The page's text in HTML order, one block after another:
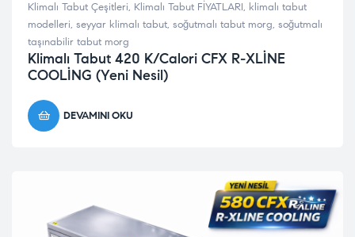
Klimalı Tabut Çeşitleri, Klimalı Tabut FİYATLARI, klimalı tabut
modelleri, seyyar klimalı tabut, soğutmalı tabut morg, soğutmalı
taşınabilir tabut morg
Klimalı Tabut 420 K/Calori CFX R-XLİNE
COOLİNG (Yeni Nesil)
DEVAMINI OKU